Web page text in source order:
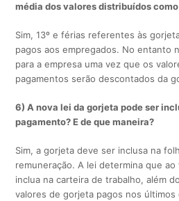
média dos valores distribuídos
Sim, 13º e férias referentes às
pagos aos empregados. No entanto
para a empresa uma vez que os
pagamentos serão descontados da
6) A nova lei da gorjeta pode ser
pagamento? E de que maneira?
Sim, a gorjeta deve ser inclusa na
remuneração. A lei determina que
inclua na carteira de trabalho, além
valores de gorjeta pagos nos